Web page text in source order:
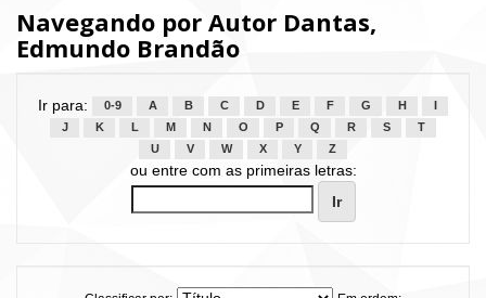
Navegando por Autor Dantas,
Edmundo Brandão
Ir para: 0-9 A B C D E F G H
J
K L M N O P Q R S
T
U
V W X Y Z
ou entre com as primeiras letras: